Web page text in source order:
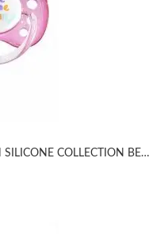
DODIE SUCETTE ANATOMIQUE EN SILICONE COLLECTION BEAU ET BELLE 0-6 MOIS